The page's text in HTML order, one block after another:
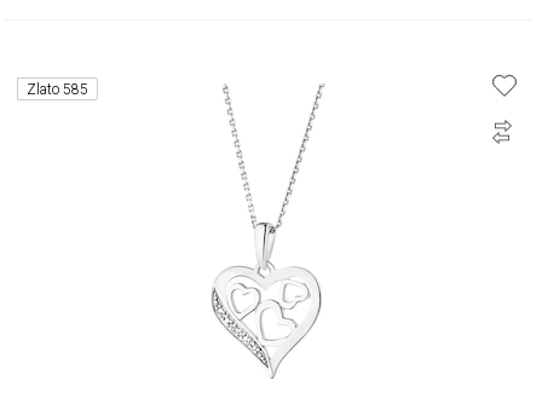
Zlato 585